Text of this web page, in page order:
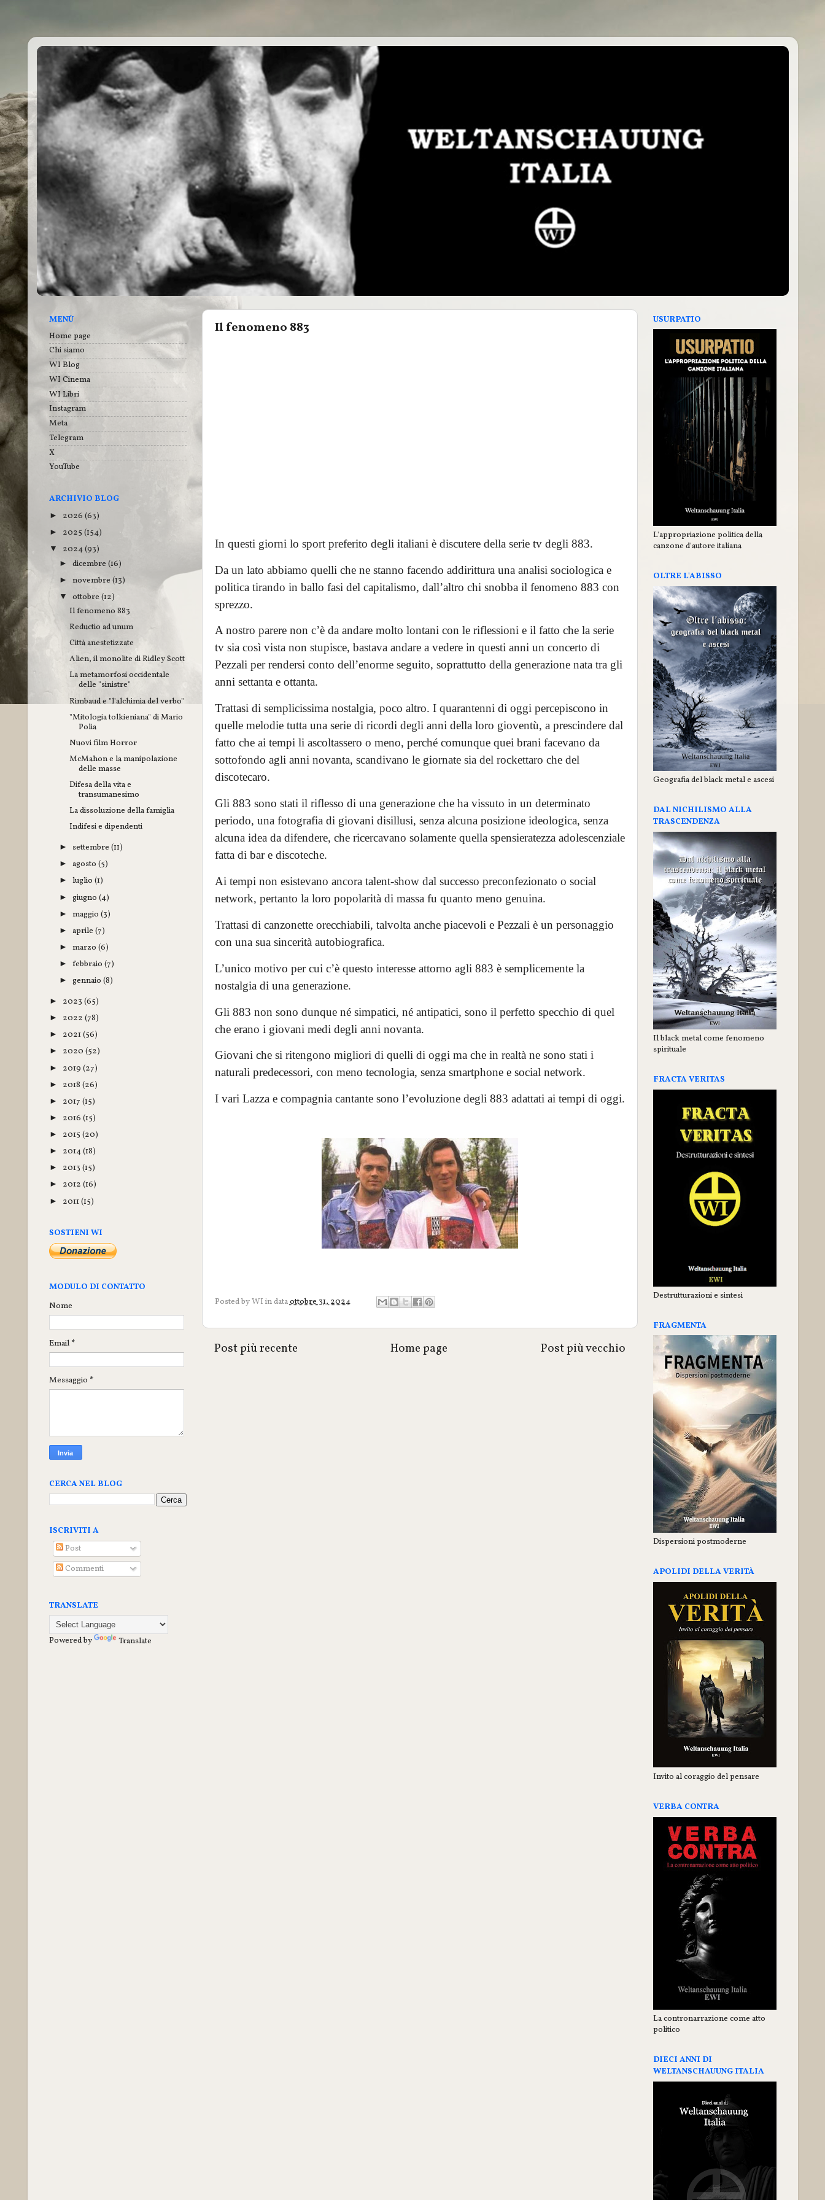
Il fenomeno 883
In questi giorni lo sport preferito degli italiani è discutere della serie tv degli 883.
Da un lato abbiamo quelli che ne stanno facendo addirittura una analisi sociologica e
politica tirando in ballo fasi del capitalismo, dall’altro chi snobba il fenomeno 883 con
sprezzo.
A nostro parere non c’è da andare molto lontani con le riflessioni e il fatto che la serie
tv sia così vista non stupisce, bastava andare a vedere in questi anni un concerto di
Pezzali per rendersi conto dell’enorme seguito, soprattutto della generazione nata tra gli
anni settanta e ottanta.
Trattasi di semplicissima nostalgia, poco altro. I quarantenni di oggi percepiscono in
quelle melodie tutta una serie di ricordi degli anni della loro gioventù, a prescindere dal
fatto che ai tempi li ascoltassero o meno, perché comunque quei brani facevano da
sottofondo agli anni novanta, scandivano le giornate sia del rockettaro che del
discotecaro.
Gli 883 sono stati il riflesso di una generazione che ha vissuto in un determinato
periodo, una fotografia di giovani disillusi, senza alcuna posizione ideologica, senza
alcuna idea da difendere, che ricercavano solamente quella spensieratezza adolescenziale
fatta di bar e discoteche.
Ai tempi non esistevano ancora talent-show dal successo preconfezionato o social
network, pertanto la loro popolarità di massa fu quanto meno genuina.
Trattasi di canzonette orecchiabili, talvolta anche piacevoli e Pezzali è un personaggio
con una sua sincerità autobiografica.
L’unico motivo per cui c’è questo interesse attorno agli 883 è semplicemente la
nostalgia di una generazione.
Gli 883 non sono dunque né simpatici, né antipatici, sono il perfetto specchio di quel
che erano i giovani medi degli anni novanta.
Giovani che si ritengono migliori di quelli di oggi ma che in realtà ne sono stati i
naturali predecessori, con meno tecnologia, senza smartphone e social network.
I vari Lazza e compagnia cantante sono l’evoluzione degli 883 adattati ai tempi di oggi.
Posted byWI in dataottobre 31, 2024
Post più recente Post più vecchio
Home page
MENÙ
Home page
Chi siamo
WI Blog
WI Cinema
WI Libri
Instagram
Meta
Telegram
X
YouTube
ARCHIVIO BLOG
► 2026 (63)
► 2025 (154)
▼ 2024(93)
► dicembre (16)
► novembre (13)
▼ ottobre (12)
Il fenomeno 883
Reductio ad unum
Città anestetizzate
Alien, il monolite di Ridley Scott
La metamorfosi occidentale
delle "sinistre"
Rimbaud e "l'alchimia del verbo"
"Mitologia tolkieniana" di Mario
Polia
Nuovi film Horror
McMahon e la manipolazione
delle masse
Difesa della vita e
transumanesimo
La dissoluzione della famiglia
Indifesi e dipendenti
► settembre (11)
► agosto (5)
► luglio (1)
► giugno (4)
► maggio (3)
► aprile (7)
► marzo (6)
► febbraio (7)
► gennaio (8)
► 2023 (65)
► 2022 (78)
► 2021 (56)
► 2020 (52)
► 2019 (27)
► 2018 (26)
► 2017 (15)
► 2016 (15)
► 2015 (20)
► 2014(18)
► 2013 (15)
► 2012 (16)
► 2011 (15)
SOSTIENI WI
MODULO DI CONTATTO
Nome
Email *
Messaggio *
CERCA NEL BLOG
ISCRIVITI A
Post
Commenti
TRANSLATE
Powered by Translate
USURPATIO
L'appropriazione politica della
canzone d'autore italiana
OLTRE L'ABISSO
Geografia del black metal e ascesi
DAL NICHILISMO ALLA
TRASCENDENZA
Il black metal come fenomeno
spirituale
FRACTA VERITAS
Destrutturazioni e sintesi
FRAGMENTA
Dispersioni postmoderne
APOLIDI DELLA VERITÀ
Invito al coraggio del pensare
VERBA CONTRA
La contronarrazione come atto
politico
DIECI ANNI DI
WELTANSCHAUUNG ITALIA